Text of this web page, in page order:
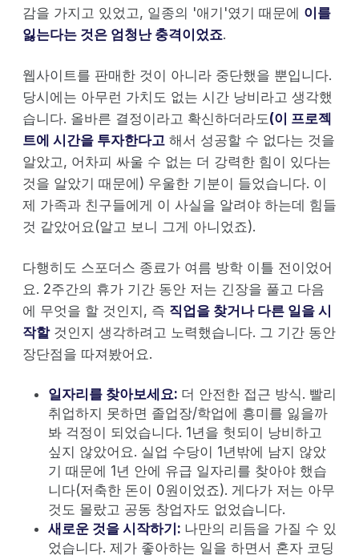
감을 가지고 있었고, 일종의 '애기'였기 때문에 이를
잃는다는 것은 엄청난 충격이었죠.
웹사이트를 판매한 것이 아니라 중단했을 뿐입니다.
당시에는 아무런 가치도 없는 시간 낭비라고 생각했
습니다. 올바른 결정이라고 확신하더라도(이 프로젝
트에 시간을 투자한다고 해서 성공할 수 없다는 것을
알았고, 어차피 싸울 수 없는 더 강력한 힘이 있다는
것을 알았기 때문에) 우울한 기분이 들었습니다. 이
제 가족과 친구들에게 이 사실을 알려야 하는데 힘들
것 같았어요(알고 보니 그게 아니었죠).
다행히도 스포더스 종료가 여름 방학 이틀 전이었어
요. 2주간의 휴가 기간 동안 저는 긴장을 풀고 다음
에 무엇을 할 것인지, 즉 직업을 찾거나 다른 일을 시
작할것인지 생각하려고 노력했습니다. 그 기간 동안
장단점을 따져봤어요.
일자리를 찾아보세요: 더 안전한 접근 방식. 빨리
취업하지 못하면 졸업장/학업에 흥미를 잃을까
봐 걱정이 되었습니다. 1년을 헛되이 낭비하고
싶지 않았어요. 실업 수당이 1년밖에 남지 않았
기 때문에 1년 안에 유급 일자리를 찾아야 했습
니다(저축한 돈이 0원이었죠). 게다가 저는 아무
것도 몰랐고 공동 창업자도 없었습니다.
새로운 것을 시작하기: 나만의 리듬을 가질 수 있
었습니다. 제가 좋아하는 일을 하면서 혼자 코딩